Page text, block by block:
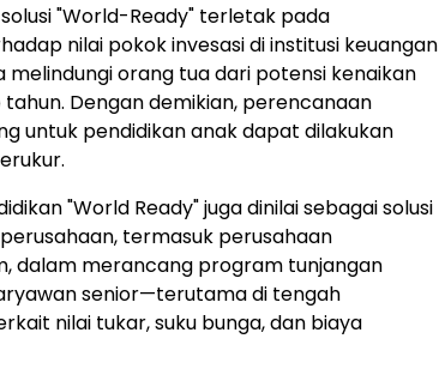
"World-Ready" terletak pada
nilai pokok invesasi di institusi keuangan
melindungi orang tua dari potensi kenaikan
Dengan demikian, perencanaan
untuk pendidikan anak dapat dilakukan
"World Ready" juga dinilai sebagai solusi
termasuk perusahaan
dalam merancang program tunjangan
senior—terutama di tengah
nilai tukar, suku bunga, dan biaya